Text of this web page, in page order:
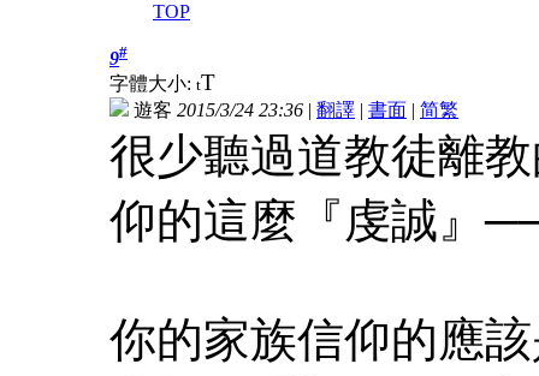
TOP
9#
字體大小: tT
遊客 2015/3/24 23:36 | 翻譯 | 書面 | 简繁
很少聽過道教徒離
仰的這麼『虔誠』
你的家族信仰的應